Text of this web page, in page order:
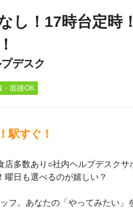
し！17時台定時
デスク
・面接OK
駅すぐ！
多数あり○社内ヘルプデスクサ
曜日も選べるのが嬉しい？
フ。あなたの「やってみたい」